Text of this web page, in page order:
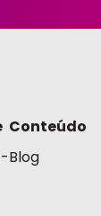
Conteúdo
Blog